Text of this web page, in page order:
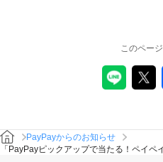
このペー
PayPayからのお知らせ
「PayPayピックアップで当たる！ペイペ